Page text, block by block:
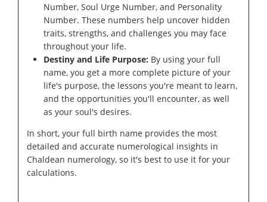
Number, Soul Urge Number, and Personality
Number. These numbers help uncover hidden
traits, strengths, and challenges you may face
throughout your life.
Destiny and Life Purpose: By using your full
name, you get a more complete picture of your
life's purpose, the lessons you're meant to learn,
and the opportunities you'll encounter, as well
as your soul's desires.
In short, your full birth name provides the most
detailed and accurate numerological insights in
Chaldean numerology, so it's best to use it for your
calculations.